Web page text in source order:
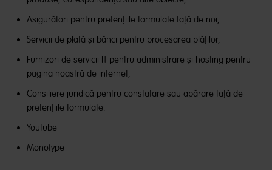
Asigurători pentru pretențiile formulate față de noi,
Servicii de plată și bănci pentru procesarea plăților,
Furnizori de servicii IT pentru administrare și hosting pentru
pagina noastră de internet,
Consiliere juridică pentru constatare sau apărare față de
pretențiile formulate.
Youtube
Monotype